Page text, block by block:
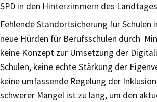
SPD in den Hinterzimmern des
Fehlende Standortsicherung für Schulen
neue Hürden für Berufsschulen durch
keine Konzept zur Umsetzung der
Schulen, keine echte Stärkung der
keine umfassende Regelung der
schwerer Mängel ist zu lang, um den